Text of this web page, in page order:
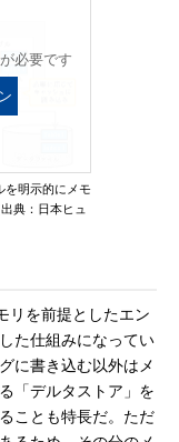
必要です
明示的にメモ
典：日本ヒュ
リを前提としたエン
た仕組みになってい
に書き込む以外はメ
「デルタストア」を
ことも特長だ。ただ